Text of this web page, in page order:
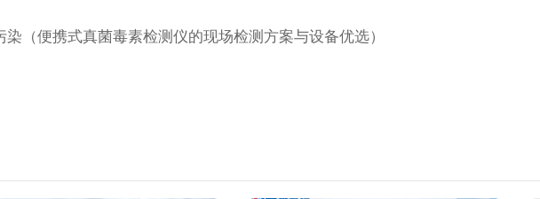
（便携式真菌毒素检测仪的现场检测方案与设备优选）